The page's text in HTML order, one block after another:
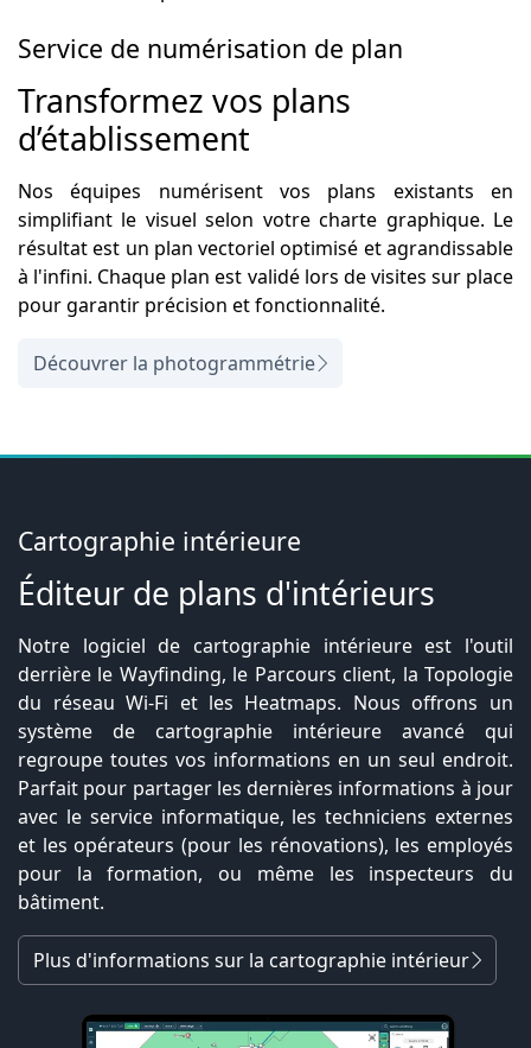
Service de numérisation de plan
Transformez vos plans
d’établissement
Nos équipes numérisent vos plans existants en
simplifiant le visuel selon votre charte graphique. Le
résultat est un plan vectoriel optimisé et agrandissable
à l'infini. Chaque plan est validé lors de visites sur place
pour garantir précision et fonctionnalité.
Découvrer la photogrammétrie
Cartographie intérieure
Éditeur de plans d'intérieurs
Notre logiciel de cartographie intérieure est l'outil
derrière le Wayfinding, le Parcours client, la Topologie
du réseau Wi-Fi et les Heatmaps. Nous offrons un
système de cartographie intérieure avancé qui
regroupe toutes vos informations en un seul endroit.
Parfait pour partager les dernières informations à jour
avec le service informatique, les techniciens externes
et les opérateurs (pour les rénovations), les employés
pour la formation, ou même les inspecteurs du
bâtiment.
Plus d'informations sur la cartographie intérieur